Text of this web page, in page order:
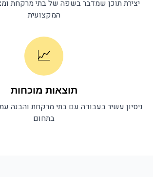
יצירת תוכן שמדבר בשפה שלבתי מרקחת
המקצועית
📈
תוצאות מוכחות
ניסיון עשיר בעבודה עםבתי מרקחתוהבנה
בתחום